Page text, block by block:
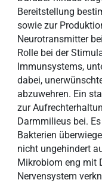
Bereitstellung
sowie zur
Neurotransmitter
Rolle bei der
Immunsystems,
dabei,
abzuwehren. Ein
zur
Darmmilieus bei.
Bakterien
nicht ungehindert
Mikrobiom eng mit
Nervensystem